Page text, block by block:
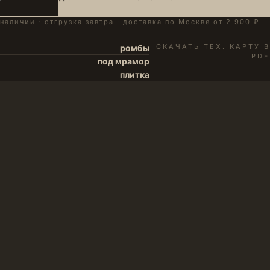
· отгрузка завтра · доставка по Москве от 2 900 ₽
ромбы
под мрамор
плитка
СКАЧАТЬ ТЕХ. КАРТУ В
PDF